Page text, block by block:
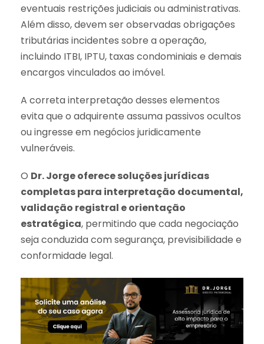
eventuais restrições judiciais ou administrativas.
Além disso, devem ser observadas obrigações
tributárias incidentes sobre a operação,
incluindo ITBI, IPTU, taxas condominiais e demais
encargos vinculados ao imóvel.
A correta interpretação desses elementos
evita que o adquirente assuma passivos ocultos
ou ingresse em negócios juridicamente
vulneráveis.
O Dr. Jorge oferece soluções jurídicas
completas para interpretação documental,
validação registral e orientação
estratégica, permitindo que cada negociação
seja conduzida com segurança, previsibilidade e
conformidade legal.